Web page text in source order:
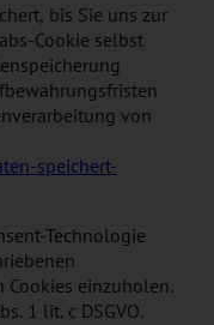
bis Sie uns zur
Cookie selbst
von
speichert-
Technologie
einzuholen.
1 lit. c DSGVO.